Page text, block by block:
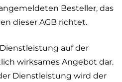
Besteller, das
dieser AGB richtet.
Dienstleistung auf der
wirksames Angebot dar.
Dienstleistung wird der